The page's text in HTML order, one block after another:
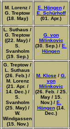
M. Lorenz /
G. Treptow
(18. May)
E. Höngen/
E. Schürhoff
(01. Apr.)
L. Suthaus /
G. Treptow
((22. May) /
S.
Svanholm
(19. Sep.)
G. von
Milinkovic
(30. Sep.) / E.
Höngen
G. Treptow /
L. Suthaus
(26. Feb.) /
M. Lorenz
(21. Apr. /
14. Dec.) /
S.
Svanholm
(25. May) /
W.
Windgassen
(15. Nov.)
M. Klose/ G.
von
Milinkovic
(26. Feb. / 25.
May / 15.
Nov.) / E.
Höngen(14.
Dec.)